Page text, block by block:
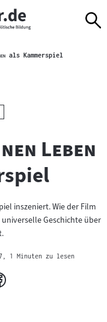
"als Kammerspiel
Leben
inszeniert. Wie der Film
Geschichte über
, 1 Minuten zu lesen